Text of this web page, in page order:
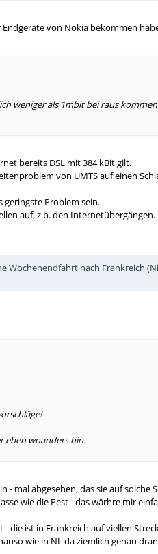
von Nokia bekommen
weniger als 1mbit bei raus
bereits DSL mit 384 kBit gilt.
von UMTS auf einen
geringste Problem sein.
auf, z.b. den Internetübergängen.
Wochenendfahrt nach Frankreich
eben woanders hin.
- mal abgesehen, das sie auf
wie die Pest - das wärhre mir
die ist in Frankreich auf viellen
wie in NL da ziemlich genau